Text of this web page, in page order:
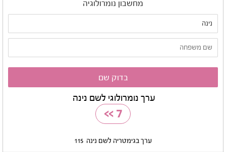
מחשבון נומרולוגיה
ערך נומרולוגי לשם נינה
7
>>
ערך בגימטריה לשם נינה 115